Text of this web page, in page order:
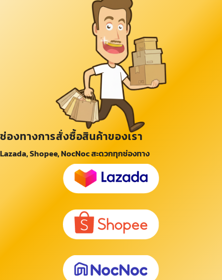
ช่องทางการสั่งซื้อสินค้าของเรา
Lazada, Shopee, NocNoc สะดวกทุกช่องทาง